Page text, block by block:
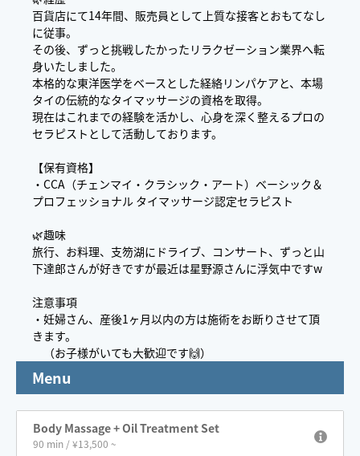
百貨店にて14年間、販売員として上質な接客とおもてなし
に従事。
その後、ずっと挑戦したかったリラクゼーション業界へ転
身いたしました。
本格的な東洋医学をベースとした経絡リンパケアと、本場
タイの伝統的なタイマッサージの資格を取得。
現在はこれまでの経験を活かし、心身を深く整えるプロの
セラピストとして活動しております。
【保有資格】
・CCA（チェンマイ・クラシック・アート）ベーシック＆
プロフェッショナル タイマッサージ認定セラピスト
🌿趣味
旅行、お料理、支笏湖にドライブ、コンサート、ずっと山
下達郎さんが好きですが最近は星野源さんに浮気中ですw
注意事項
・妊婦さん、産後1ヶ月以内の方は施術をお断りさせて頂
きます。
（お子様がいても大歓迎です🙌）
Menu
Body Massage + Oil Treatment Set
90 min / ¥13,500 ~